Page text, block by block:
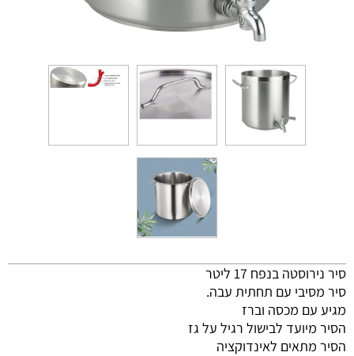
סיר נירוסטה בנפח 17 ליטר
סיר מסיבי עם תחתית עבה.
מגיע עם מכסה וברז
הסיר מיועד לבישול רגיל על גז
הסיר מתאים לאינדוקציה